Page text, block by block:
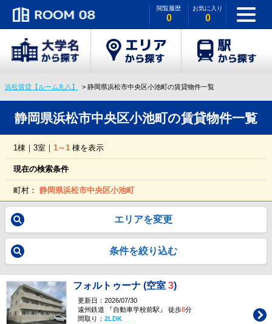
閲覧履歴
0
お気に入り
0
浜松賃貸【ルーム丸八】 静岡県浜松市中央区小池町の賃貸物件一覧
静岡県浜松市中央区小池町の賃貸物件一覧
1棟｜3室｜ 1～1 棟を表示
現在の検索条件
町村：静岡県浜松市中央区小池町
エリアを変更
条件を絞り込む
フォルトゥーナ (空室 3)
更新日：2026/07/30
遠州鉄道 『自動車学校前駅』 徒歩8分
間取り： 2LDK